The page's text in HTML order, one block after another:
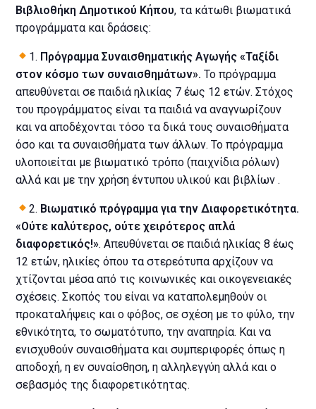
Βιβλιοθήκη Δημοτικού Κήπου, τα κάτωθι βιωματικά
προγράμματα και δράσεις:
1. Πρόγραμμα Συναισθηματικής Αγωγής «Ταξίδι
στον κόσμο των συναισθημάτων».Το πρόγραμμα
απευθύνεται σε παιδιά ηλικίας 7 έως 12 ετών. Στόχος
του προγράμματος είναι τα παιδιά να αναγνωρίζουν
και να αποδέχονται τόσο τα δικά τους συναισθήματα
όσο και τα συναισθήματα των άλλων. Το πρόγραμμα
υλοποιείται με βιωματικό τρόπο (παιχνίδια ρόλων)
αλλά και με την χρήση έντυπου υλικού και βιβλίων .
2. Βιωματικό πρόγραμμα για την Διαφορετικότητα.
«Ούτε καλύτερος, ούτε χειρότερος απλά
διαφορετικός!». Απευθύνεται σε παιδιά ηλικίας 8 έως
12 ετών, ηλικίες όπου τα στερεότυπα αρχίζουν να
χτίζονται μέσα από τις κοινωνικές και οικογενειακές
σχέσεις. Σκοπός του είναι να καταπολεμηθούν οι
προκαταλήψεις και ο φόβος, σε σχέση με το φύλο, την
εθνικότητα, το σωματότυπο, την αναπηρία. Και να
ενισχυθούν συναισθήματα και συμπεριφορές όπως η
αποδοχή, η εν συναίσθηση, η αλληλεγγύη αλλά και ο
σεβασμός της διαφορετικότητας.